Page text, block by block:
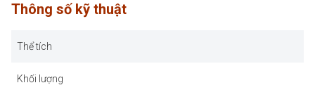
Thông số kỹ thuật
Thể tích
Khối lượng